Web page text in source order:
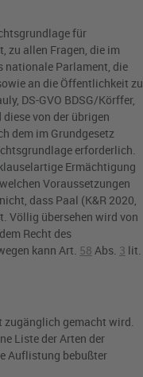
für
zu allen Fragen, die im
nationale Parlament, die
an die Öffentlichkeit zu
DS-GVO BDSG/Körffer,
von der übrigen
dem im Grundgesetz
erforderlich.
Ermächtigung
Voraussetzungen
dass Paal (K&R 2020,
Völlig übersehen wird von
Recht des
kann Art. 58 Abs. 3 lit.
zugänglich gemacht wird.
Liste der Arten der
Auflistung bebußter